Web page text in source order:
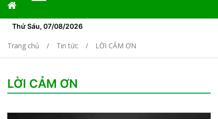
Thứ Sáu, 07/08/2026
Trang chủ Tin tức LỜI CẢM ƠN
LỜI CẢM ƠN